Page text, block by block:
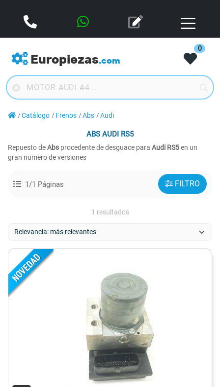
Europiezas.com
0
Catálogo Frenos Abs Audi
ABS AUDI RS5
Repuesto deAbs procedente de desguace para Audi RS5en un
gran numero de versiones
1/1 Páginas FILTRO
1 resultados